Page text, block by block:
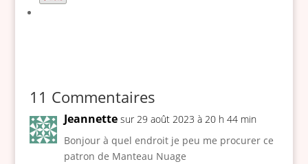
11 Commentaires
Jeannette sur 29 août 2023 à 20 h 44 min
Bonjour à quel endroit je peu me procurer ce
patron de Manteau Nuage